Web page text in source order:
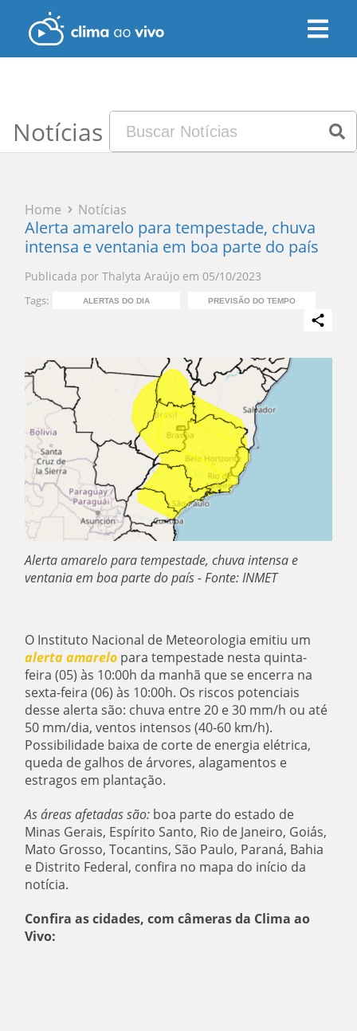
Notícias
Home Notícias
Alerta amarelo para tempestade, chuva
intensa e ventania em boa parte do país
Publicada por Thalyta Araújo em 05/10/2023
Tags: ALERTAS DO DIA PREVISÃO DO TEMPO
Alerta amarelo para tempestade, chuva intensa e
ventania em boa parte do país - Fonte: INMET
O Instituto Nacional de Meteorologia emitiu um
alerta amarelo para tempestade nesta quinta-
feira (05) às 10:00h da manhã que se encerra na
sexta-feira (06) às 10:00h. Os riscos potenciais
desse alerta são: chuva entre 20 e 30 mm/h ou até
50 mm/dia, ventos intensos (40-60 km/h).
Possibilidade baixa de corte de energia elétrica,
queda de galhos de árvores, alagamentos e
estragos em plantação.
As áreas afetadas são: boa parte do estado de
Minas Gerais, Espírito Santo, Rio de Janeiro, Goiás,
Mato Grosso, Tocantins, São Paulo, Paraná, Bahia
e Distrito Federal, confira no mapa do início da
notícia.
Confira as cidades, com câmeras da Clima ao
Vivo: